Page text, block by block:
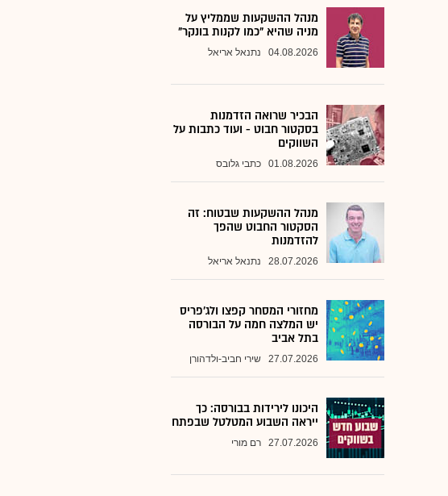
מנהל ההשקעות שממליץ על
מניה שהיא "כמו לקנות בונקר"
04.08.2026 נתנאל אריאל
הבכיר שרואה הזדמנות
בסקטור חבוט - ועוד כתבות על
השווקים
01.08.2026 כתבי גלובס
מנהל ההשקעות שבטוח: זה
הסקטור החבוט שהפך
להזדמנות
28.07.2026 נתנאל אריאל
מחזורי המסחר קפצו ולג'פריס
יש המלצה חמה על הבורסה
בתל אביב
27.07.2026 שירי חביב-ולדהורן
היכונו לירידות בבורסה: כך
ייראה השבוע המטלטל שבפתח
27.07.2026 רם מורי